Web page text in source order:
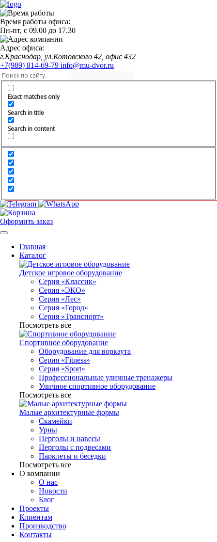
Время работы офиса:
Пн-пт, с 09.00 до 17.30
Адрес офиса:
г.Краснодар, ул.Котовского 42, офис 432
+7(989) 814-69-79 info@mu-dvor.ru
Exact matches only
Search in title
Search in content
Оформить заказ
Главная
Каталог
Детское игровое оборудование
Серия «Классик»
Серия «ЭКО»
Серия «Лес»
Серия «Город»
Серия «Транспорт»
Посмотреть все
Спортивное оборудование
Оборудование для воркаута
Серия «Fitness»
Серия «Sport»
Профессиональные уличные тренажеры
Уличное спортивное оборудование
Посмотреть все
Малые архитектурные формы
Скамейки
Урны
Перголы и навесы
Перголы с подвесами
Парклеты и беседки
Посмотреть все
О компании
О нас
Новости
Блог
Проекты
Клиентам
Производство
Контакты